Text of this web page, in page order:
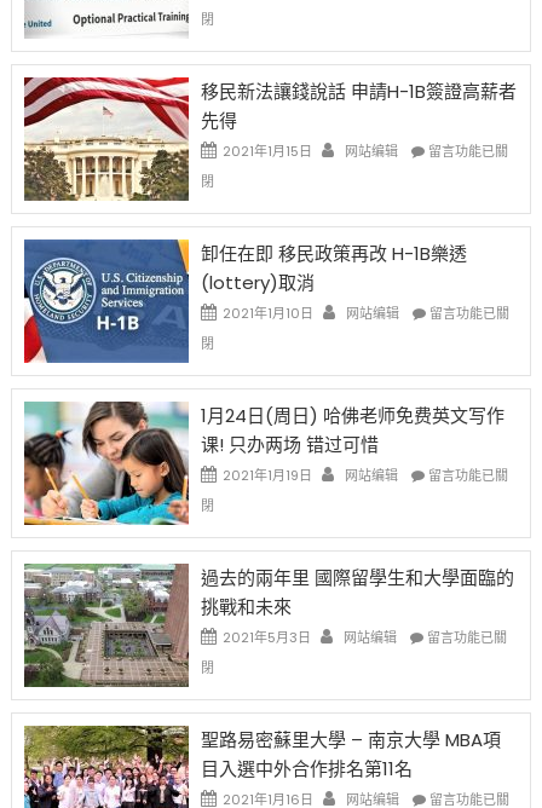
1B
證
資
設
後
在
對
開
中
閉
移民新法讓錢說話 申請H-1B簽證高薪者
先得
2021年1月15日 网站编辑
在
新
讓
說
請
1B
證
者
得〉
留言功能已關
閉
卸任在即 移民政策再改 H-1B樂透
(lottery)取消
2021年1月10日 网站编辑
在
在
移
政
改
1B
透
消〉
留言功能已關
閉
1月24日(周日) 哈佛老师免费英文写作
课! 只办两场 错过可惜
2021年1月19日 网站编辑
在
24
(周
哈
师
费
文
留言功能已關
閉
過去的兩年里 國際留學生和大學面臨的
挑戰和未來
2021年5月3日 网站编辑
在
的
年
國
留言功能已關
閉
聖路易密蘇里大學 – 南京大學 MBA項
目入選中外合作排名第11名
2021年1月16日 网站编辑
在
留言功能已關